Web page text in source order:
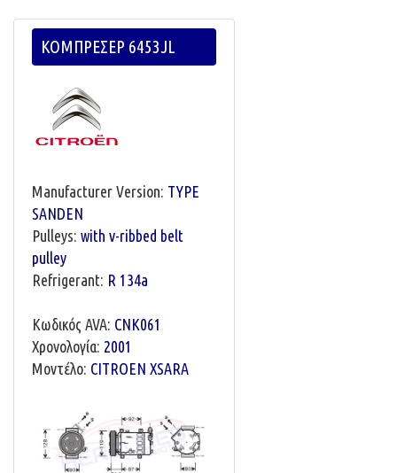
ΚΟΜΠΡΕΣΕΡ 6453JL
Manufacturer Version: TYPE
SANDEN
Pulleys: with v-ribbed belt
pulley
Refrigerant: R 134a
Κωδικός AVA: CNK061
Χρονολογία: 2001
Μοντέλο: CITROEN XSARA